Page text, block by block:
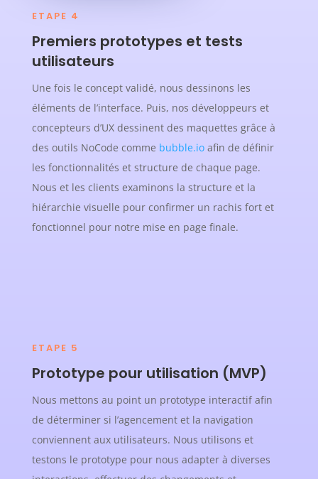
ETAPE 4
Premiers prototypes et tests
utilisateurs
Une fois le concept validé, nous dessinons les
éléments de l’interface. Puis, nos développeurs et
concepteurs d’UX dessinent des maquettes grâce à
des outils NoCode comme bubble.ioafin de définir
les fonctionnalités et structure de chaque page.
Nous et les clients examinons la structure et la
hiérarchie visuelle pour confirmer un rachis fort et
fonctionnel pour notre mise en page finale.
ETAPE 5
Prototype pour utilisation (MVP)
Nous mettons au point un prototype interactif afin
de déterminer si l’agencement et la navigation
conviennent aux utilisateurs. Nous utilisons et
testons le prototype pour nous adapter à diverses